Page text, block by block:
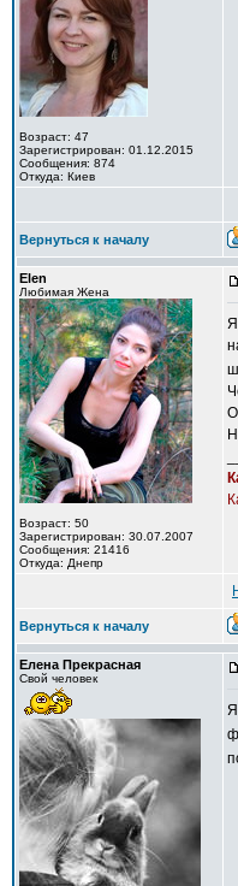
Возраст: 47
Зарегистрирован: 01.12.2015
Сообщения: 874
Откуда: Киев
Вернуться к началу
Elen
Любимая Жена
Возраст: 50
Зарегистрирован: 30.07.2007
Сообщения: 21416
Откуда: Днепр
Я
Вернуться к началу
Елена Прекрасная
Свой человек
Я